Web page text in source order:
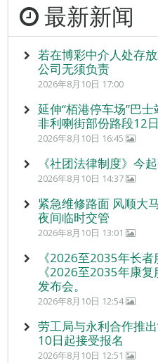
最新新闻
若在博彩中介人处存
公司无须负责
2026年8月10日 17:00
延伸“栢港停车场”巴
非利喇街部份路段12
2026年8月10日 16:45
《社团法律制度》今
2026年8月10日 14:37
紧急维修路面 风顺大
夜间临时交管
2026年8月10日 13:01
《2026至2035年长
《2026至2035年康
发布会。
2026年8月10日 12:54
劳工局与永利合作推
10日起接受报名
2026年8月10日 12:51